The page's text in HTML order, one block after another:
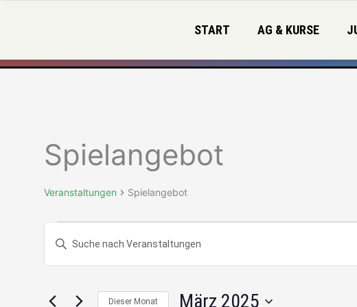
START AG & KURSE
Spielangebot
Veranstaltungen Spielangebot
Veranstaltungen
Suche
und
Navigation
Bitte
nach
Dieser Monat März 2025